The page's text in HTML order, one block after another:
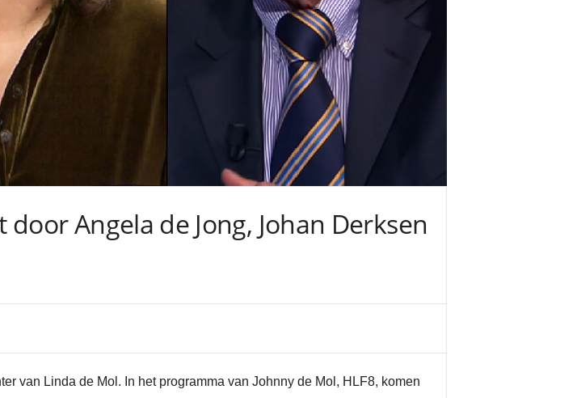
Angela de Jong, Johan Derksen
van Linda de Mol. In het programma van Johnny de Mol, HLF8, komen